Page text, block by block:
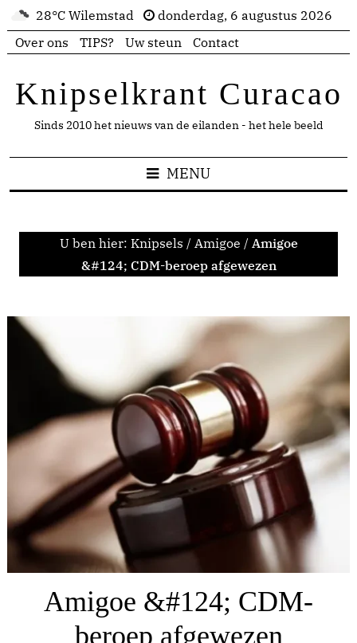
28°C Wilemstad
donderdag, 6 augustus 2026
Over ons
TIPS? Uw steun Contact
Knipselkrant Curacao
Sinds 2010 het nieuws van de eilanden - het hele beeld
MENU
U ben hier: Knipsels / Amigoe / Amigoe
&#124; CDM-beroep afgewezen
Amigoe &#124; CDM-
beroep afgewezen